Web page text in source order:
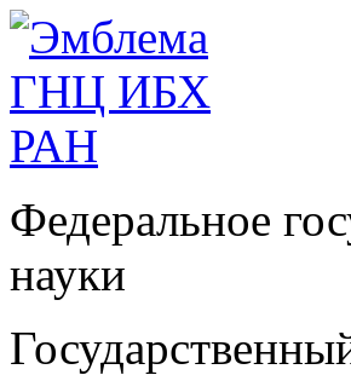
Федеральное
науки